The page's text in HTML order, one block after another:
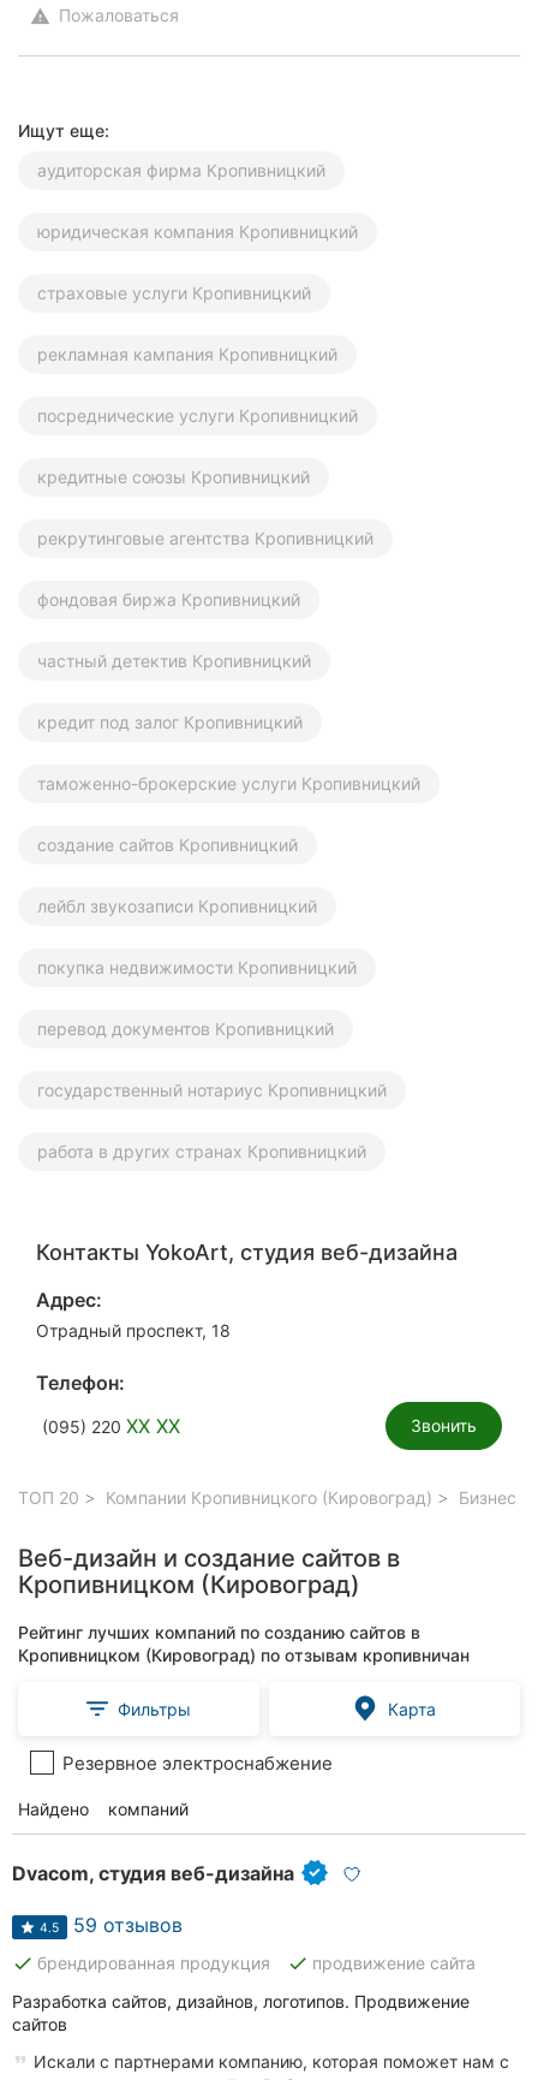
warning Пожаловаться
Ищут еще:
аудиторская фирма Кропивницкий
юридическая компания Кропивницкий
страховые услуги Кропивницкий
рекламная кампания Кропивницкий
посреднические услуги Кропивницкий
кредитные союзы Кропивницкий
рекрутинговые агентства Кропивницкий
фондовая биржа Кропивницкий
частный детектив Кропивницкий
кредит под залог Кропивницкий
таможенно-брокерские услуги Кропивницкий
создание сайтов Кропивницкий
лейбл звукозаписи Кропивницкий
покупка недвижимости Кропивницкий
перевод документов Кропивницкий
государственный нотариус Кропивницкий
работа в других странах Кропивницкий
Контакты YokoArt, студия веб-дизайна
Адрес:
Отрадный проспект, 18
Телефон:
(095) 220 XX XX Звонить
ТОП 20 Компании Кропивницкого (Кировоград) Бизнес
Веб-дизайн и создание сайтов в
Кропивницком (Кировоград)
Рейтинг лучших компаний по созданию сайтов в
Кропивницком (Кировоград) по отзывам кропивничан
Фильтры Карта
Резервное электроснабжение
Найдено 26компаний
Dvacom, студия веб-дизайна
4.5 59 отзывов
done брендированная продукция done продвижение сайта
Разработка сайтов, дизайнов, логотипов. Продвижение
сайтов
Искали с партнерами компанию, которая поможет нам с